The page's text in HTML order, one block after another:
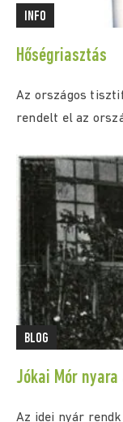
INFO
Hőségriasztás
Az országos
rendelt el az
BLOG
Jókai Mór nyara
Az idei nyár